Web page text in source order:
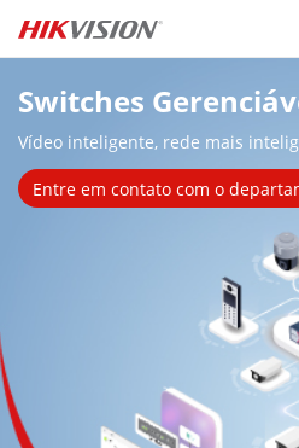
Skip to content
Vídeo inteligente, rede mais
Entre em contato com o